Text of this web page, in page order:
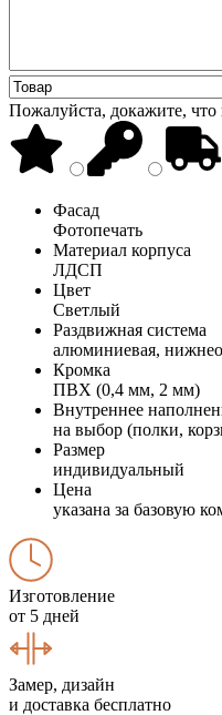
Пожалуйста, докажите,
Фасад
Фотопечать
Материал корпуса
ЛДСП
Цвет
Светлый
Раздвижная система
алюминиевая,
Кромка
ПВХ (0,4 мм, 2 мм)
Внутреннее
на выбор (полки,
Размер
индивидуальный
Цена
указана за базовую
Изготовление
от 5 дней
Замер, дизайн
и доставка бесплатно